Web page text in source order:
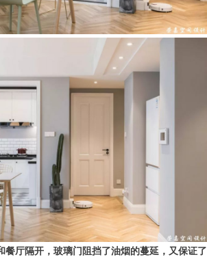
餐厅隔开，玻璃门阻挡了油烟的蔓延，又保证了